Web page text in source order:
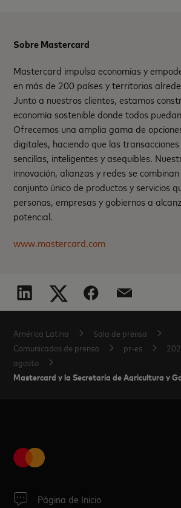
Sobre Mastercard
Mastercard impulsa economías y
en más de 200 países y territorios
Junto a nuestros clientes, estamos
economía sostenible donde todos
Ofrecemos una amplia gama de
digitales, haciendo que las
sencillas, inteligentes y asequibles.
innovación, alianzas y redes se
conjunto único de productos y servicios
personas, empresas y gobiernos a
potencial.
www.mastercard.com
América Latina
Sala de prensa
Comunicados de prensa
pr-es
agosto
Mastercard y la Secretaría de Agricultura y
Página de Inicio